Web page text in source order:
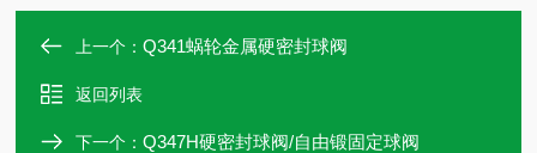
上一个：Q341蜗轮金属硬密封球阀
返回列表
下一个：Q347H硬密封球阀/自由锻固定球阀